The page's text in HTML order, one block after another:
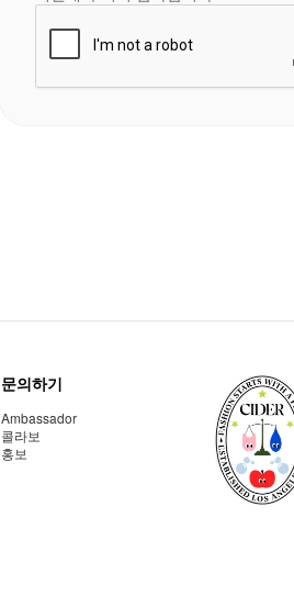
문의하기
Ambassador
콜라보
홍보